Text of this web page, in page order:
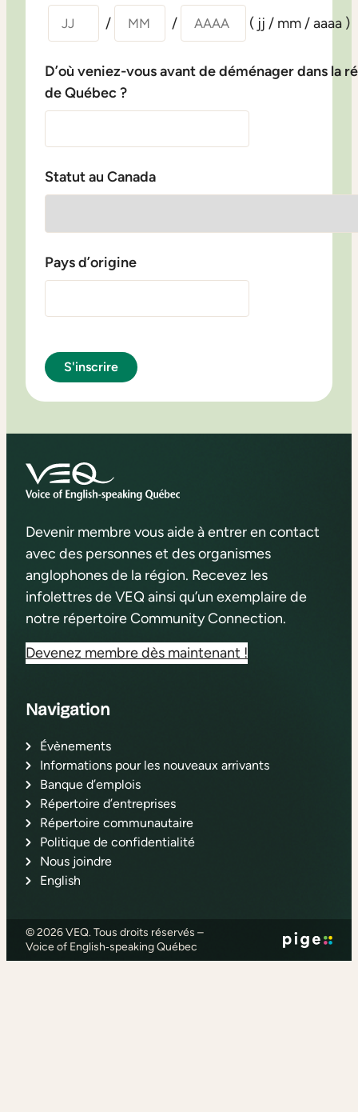
/ / ( jj / mm / aaaa )
D’où veniez-vous avant de déménager dans la
de Québec ?
Statut au Canada
Pays d’origine
Devenir membre vous aide à entrer en contact
avec des personnes et des organismes
anglophones de la région. Recevez les
infolettres de VEQ ainsi qu’un exemplaire de
notre répertoire Community Connection.
Devenez membre dès maintenant !
Navigation
Évènements
Informations pour les nouveaux arrivants
Banque d’emplois
Répertoire d’entreprises
Répertoire communautaire
Politique de confidentialité
Nous joindre
English
© 2026 VEQ. Tous droits réservés –
Voice of English‑speaking Québec